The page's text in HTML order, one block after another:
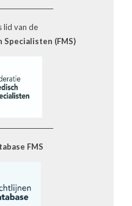
lid van de
Specialisten (FMS)
FMS